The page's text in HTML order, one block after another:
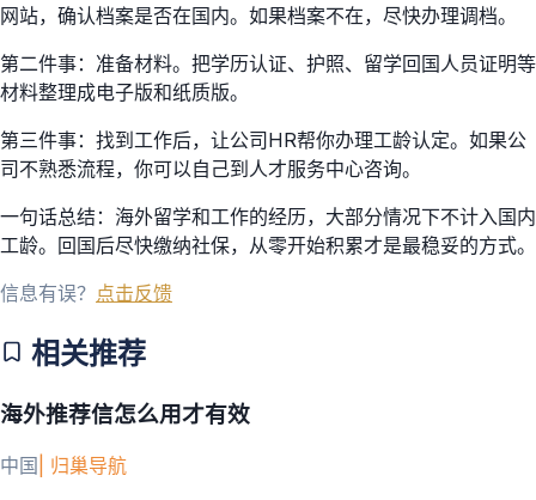
网站，确认档案是否在国内。如果档案不在，尽快办理调档。
第二件事：准备材料。把学历认证、护照、留学回国人员证明等
材料整理成电子版和纸质版。
第三件事：找到工作后，让公司HR帮你办理工龄认定。如果公
司不熟悉流程，你可以自己到人才服务中心咨询。
一句话总结：海外留学和工作的经历，大部分情况下不计入国内
工龄。回国后尽快缴纳社保，从零开始积累才是最稳妥的方式。
信息有误？ 点击反馈
相关推荐
海外推荐信怎么用才有效
中国
归巢导航